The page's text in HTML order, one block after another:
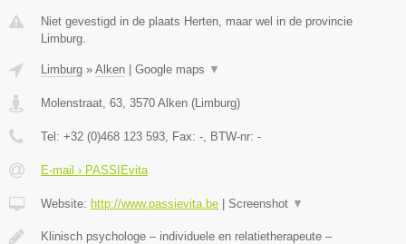
Niet gevestigd in de plaats Herten, maar wel in de provincie
Limburg.
Limburg » Alken | Google maps ▼
Molenstraat, 63 3570 Alken (Limburg)
Tel: +32 (0)468 123 593 , Fax: - , BTW-nr: -
E-mail › PASSIEvita
Website: http://www.passievita.be | Screenshot ▼
Klinisch psychologe – individuele en relatietherapeute –